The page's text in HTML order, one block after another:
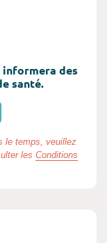
des
santé.
le temps, veuillez
les Conditions